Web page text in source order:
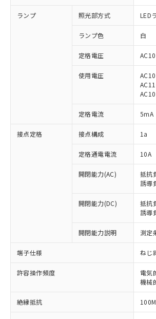
ランプ 照光部方式 LED
ランプ色 白
定格電圧
使用電圧
定格電流 5mA
接点定格 接点構成 1a
定格通電電流 10A
開閉能力(AC)
抵抗
誘導
開閉能力(DC)
抵抗
誘導
開閉能力説明 測定
端子仕様 ねじ
許容操作頻度
電気
機械
絶縁抵抗
ご利用条件
以下の条件をお読みいただき、
本サービスは、当社制御機
商品の当社在庫状況および
(税抜)を提供させていただ
当社制御機器事業取扱商品
本サービスの対象外となる
在庫状況および標準価格照
記載している更新日時点で
タに基づき作成されるもの
覧された時点での実際の在
※1 対応状況
対応済み：EU RoHS指令（10
非含有に対応した製品が提供可能
対応予定：EU RoHS指令（10物質
有に対応した製品に切り替える
対応予定なし：EU RoHS指令（
非含有に非対応の商品で、対応
調査・確認中：EU RoHS指令（
非含有の対応状況を調査中また
非該当品：ライセンス料など無
害物質有無と関係のない商品です
仕入先様の事情により、非含有部
いたものが、含有品と判明した
むを得ず変更することがあります
鉛(Pb) 1000ppm以下、 水銀(Hg) 1000ppm
※1 中国RoHS○×表
「○」：最大均質材料含有率が中
基準値以下であることを示します
「×」：最大均質材料含有率が中
基準値を超えていることを示しま
「－」：未確認です。当社販売部
*中国RoHS10物質の基準値 (GB/T26572)：
Pb(鉛) :1000ppm、 Hg(水銀) : 1000ppm、
当社は、これら貴社製品の
為替および外国貿易法に定
（以下｢規制貨物等」とい
国政府の輸出許可(または役